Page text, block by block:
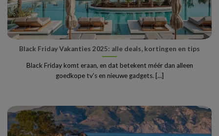
Black Friday Vakanties 2025: alle deals, kortingen en tips
Black Friday komt eraan, en dat betekent méér dan alleen
goedkope tv’s en nieuwe gadgets. [...]